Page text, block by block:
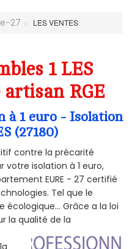
27 LES VENTES
1 LES
artisan RGE
à 1 euro - Isolation
(27180)
contre la précarité
votre isolation à 1 euro,
EURE - 27 certifié
Tel que le
écologique... Grâce a la loi
la qualité de la